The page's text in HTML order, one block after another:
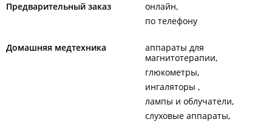
Предварительный заказ
онлайн
по телефону
Домашняя медтехника
аппараты для
магнитотерапии
глюкометры
ингаляторы
лампы и облучатели
слуховые аппараты